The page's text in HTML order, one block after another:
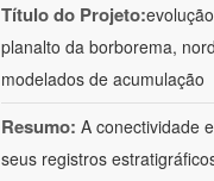
Título do Projeto:
planalto da borborema,
modelados de acumulação
Resumo: A conectividade
seus registros